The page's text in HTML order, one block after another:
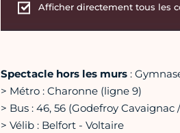
Afficher directement tous les
Spectacle hors les murs:
> Métro : Charonne (ligne 9)
> Bus : 46, 56 (Godefroy Cavaignac
> Vélib : Belfort - Voltaire